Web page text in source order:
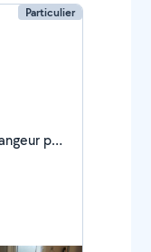
Particulier